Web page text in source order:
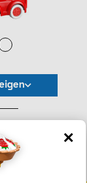
-
des Händlers